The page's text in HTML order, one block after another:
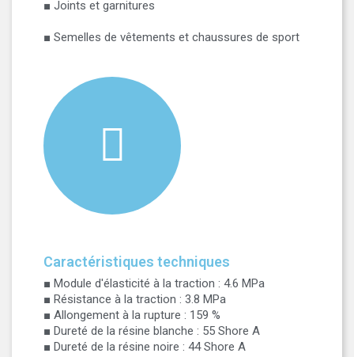
■ Joints et garnitures
■ Semelles de vêtements et chaussures de sport
Caractéristiques techniques
■ Module d'élasticité à la traction : 4.6 MPa
■ Résistance à la traction : 3.8 MPa
■ Allongement à la rupture : 159 %
■ Dureté de la résine blanche : 55 Shore A
■ Dureté de la résine noire : 44 Shore A